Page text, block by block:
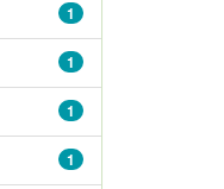
1
1
1
1